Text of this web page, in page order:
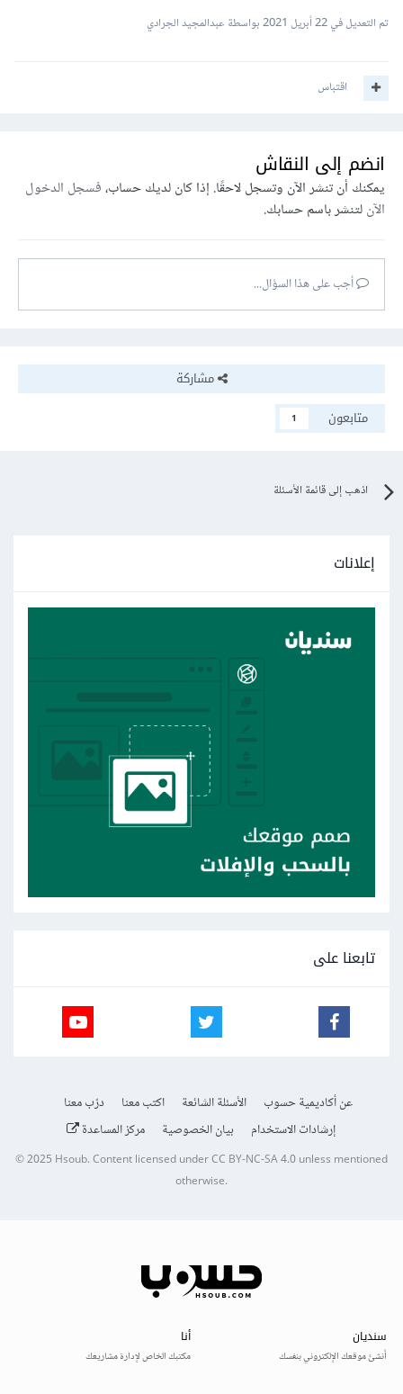
تم التعديل في22 أبريل 2021 بواسطة عبدالمجيد الجرادي
اقتباس
انضم إلى النقاش
يمكنك أن تنشر الآن وتسجل لاحقًا. إذا كان لديك حساب،فسجل الدخول
الآنلتنشر باسم حسابك.
أجب على هذا السؤال...
مشاركة
متابعون
1
اذهب إلى قائمة الأسئلة
إعلانات
تابعنا على
عن أكاديمية حسوب الأسئلة الشائعة اكتب معنا
درّب معنا
إرشادات الاستخدام
بيان الخصوصية مركز المساعدة
© 2025Hsoub.Content licensed underCC BY-NC-SA 4.0unless mentioned
otherwise.